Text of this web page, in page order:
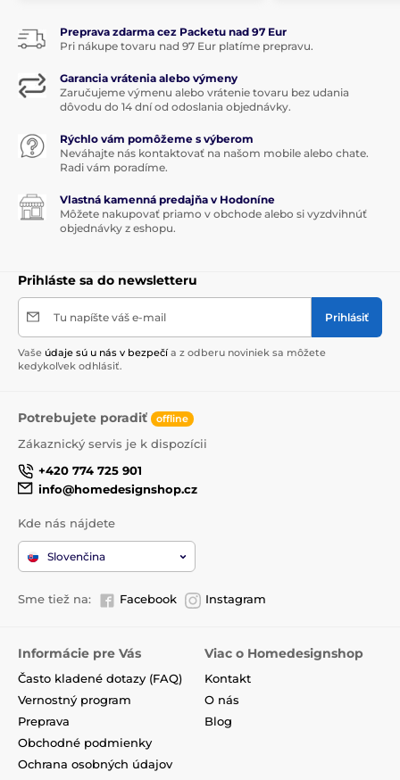
Preprava zdarma cez Packetu nad 97 Eur
Pri nákupe tovaru nad 97 Eur platíme prepravu.
Garancia vrátenia alebo výmeny
Zaručujeme výmenu alebo vrátenie tovaru bez udania
dôvodu do 14 dní od odoslania objednávky.
Rýchlo vám pomôžeme s výberom
Neváhajte nás kontaktovať na našom mobile alebo chate.
Radi vám poradíme.
Vlastná kamenná predajňa v Hodoníne
Môžete nakupovať priamo v obchode alebo si vyzdvihnúť
objednávky z eshopu.
Prihláste sa do newsletteru
Tu napíšte váš e-mail Prihlásiť
Vaše údaje sú u nás v bezpečí a z odberu noviniek sa môžete
kedykoľvek odhlásiť.
Potrebujete poradiť offline
Zákaznický servis je k dispozícii
+420 774 725 901
info@homedesignshop.cz
Kde nás nájdete
Slovenčina
Sme tiež na: Facebook Instagram
Informácie pre Vás
Často kladené dotazy (FAQ)
Vernostný program
Preprava
Obchodné podmienky
Ochrana osobných údajov
Viac o Homedesignshop
Kontakt
O nás
Blog